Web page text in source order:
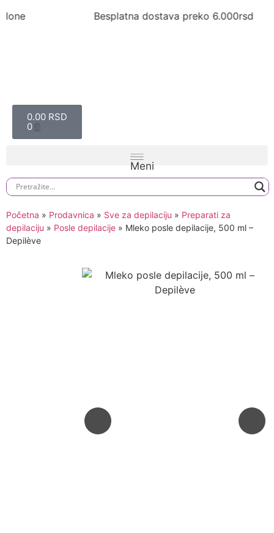
Besplatna dostava preko 6.000rsd
0.00 RSD
0
Početna » Prodavnica » Sve za depilaciju » Preparati za
depilaciju » Posle depilacije » Mleko posle depilacije, 500 ml –
Depilève